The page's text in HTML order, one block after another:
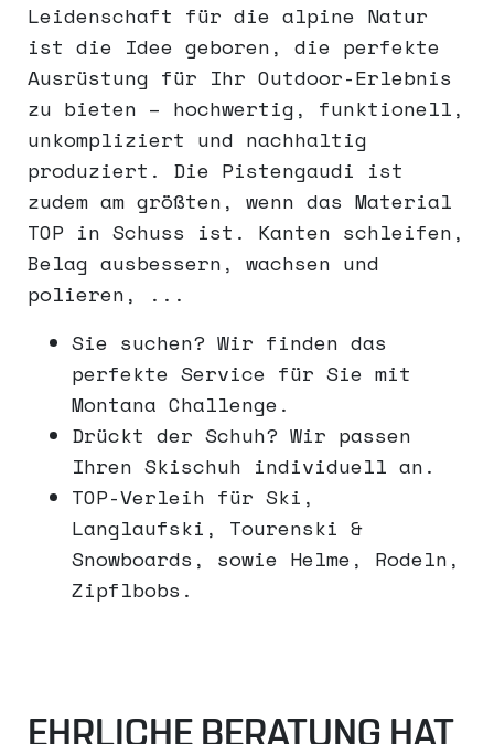
Leidenschaft für die alpine Natur
ist die Idee geboren, die perfekte
Ausrüstung für Ihr Outdoor-Erlebnis
zu bieten – hochwertig, funktionell,
unkompliziert und nachhaltig
produziert. Die Pistengaudi ist
zudem am größten, wenn das Material
TOP in Schuss ist. Kanten schleifen,
Belag ausbessern, wachsen und
polieren, ...
Sie suchen? Wir finden das
perfekte Service für Sie mit
Montana Challenge.
Drückt der Schuh? Wir passen
Ihren Skischuh individuell an.
TOP-Verleih für Ski,
Langlaufski, Tourenski &
Snowboards, sowie Helme, Rodeln,
Zipflbobs.
EHRLICHE BERATUNG HAT